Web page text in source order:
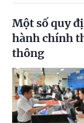
Một số quy
hành chính
thông